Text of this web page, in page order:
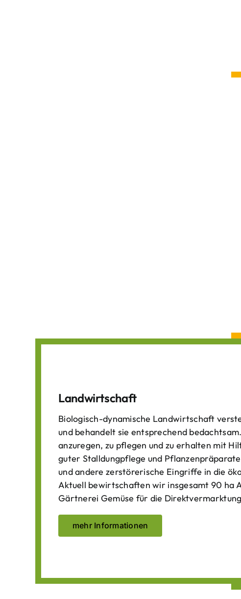
Landwirtschaft
Biologisch-dynamische Landwirtschaft
und behandelt sie entsprechend
anzuregen, zu pflegen und zu erhalten mit
guter Stalldungpflege und
und andere zerstörerische Eingriffe in die
Aktuell bewirtschaften wir insgesamt 90 ha
Gärtnerei Gemüse für die
mehr Informationen